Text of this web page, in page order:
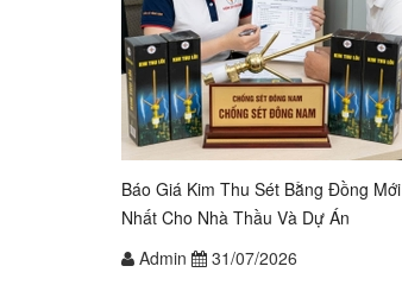
Báo Giá Kim Thu Sét Bằng Đồng Mới
Nhất Cho Nhà Thầu Và Dự Án
Admin
31/07/2026